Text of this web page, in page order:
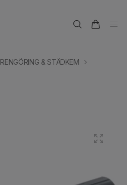
RENGÖRING & STÄDKEM